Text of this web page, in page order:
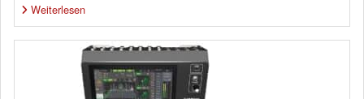
Weiterlesen